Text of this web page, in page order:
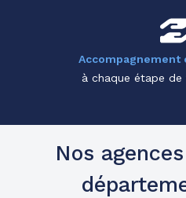
Accompagnement
à chaque étape
Nos